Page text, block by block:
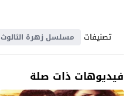
تصنيفات مسلسل زهرة الثالوث
فيديوهات ذات صلة